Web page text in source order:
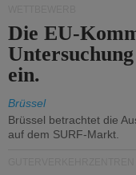
Die EU-
ein.
Brüssel
Brüssel betrachtet die
auf dem SURF-Markt.